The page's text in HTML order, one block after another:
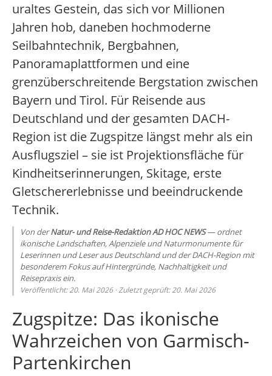
uraltes Gestein, das sich vor Millionen
Jahren hob, daneben hochmoderne
Seilbahntechnik, Bergbahnen,
Panoramaplattformen und eine
grenzüberschreitende Bergstation zwischen
Bayern und Tirol. Für Reisende aus
Deutschland und der gesamten DACH-
Region ist die Zugspitze längst mehr als ein
Ausflugsziel – sie ist Projektionsfläche für
Kindheitserinnerungen, Skitage, erste
Gletschererlebnisse und beeindruckende
Technik.
Von derNatur- und Reise-Redaktion AD HOC NEWS— ordnet
ikonische Landschaften, Alpenziele und Naturmonumente für
Leserinnen und Leser aus Deutschland und der DACH-Region mit
besonderem Fokus auf Hintergründe, Nachhaltigkeit und
Reisepraxis ein.
Veröffentlicht: 20. Mai 2026 · Zuletzt geprüft: 20. Mai 2026
Zugspitze: Das ikonische
Wahrzeichen von Garmisch-
Partenkirchen